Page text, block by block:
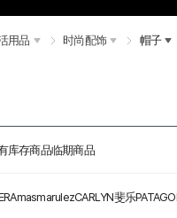
用品 时尚配饰 帽子
库存商品临期商品
masmarulezCARLYN斐乐